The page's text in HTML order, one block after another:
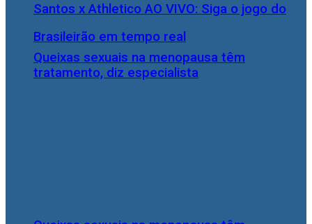
Santos x Athletico AO VIVO: Siga o jogo do
Brasileirão em tempo real
Queixas sexuais na menopausa têm
tratamento, diz especialista